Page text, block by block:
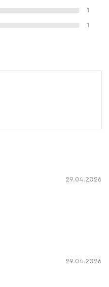
1
1
29.04.2026
29.04.2026